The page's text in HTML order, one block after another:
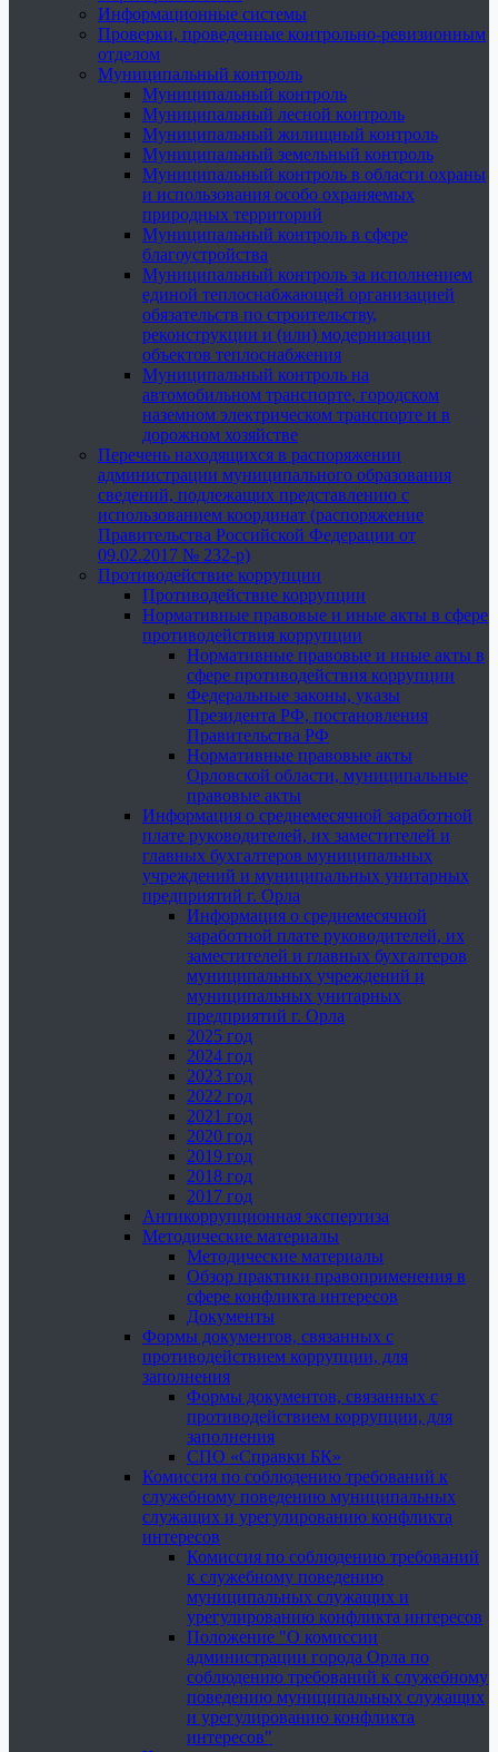
Информационные системы
Проверки, проведенные контрольно-ревизионным
отделом
Муниципальный контроль
Муниципальный контроль
Муниципальный лесной контроль
Муниципальный жилищный контроль
Муниципальный земельный контроль
Муниципальный контроль в области охраны
и использования особо охраняемых
природных территорий
Муниципальный контроль в сфере
благоустройства
Муниципальный контроль за исполнением
единой теплоснабжающей организацией
обязательств по строительству,
реконструкции и (или) модернизации
объектов теплоснабжения
Муниципальный контроль на
автомобильном транспорте, городском
наземном электрическом транспорте и в
дорожном хозяйстве
Перечень находящихся в распоряжении
администрации муниципального образования
сведений, подлежащих представлению с
использованием координат (распоряжение
Правительства Российской Федерации от
09.02.2017 № 232-р)
Противодействие коррупции
Противодействие коррупции
Нормативные правовые и иные акты в сфере
противодействия коррупции
Нормативные правовые и иные акты в
сфере противодействия коррупции
Федеральные законы, указы
Президента РФ, постановления
Правительства РФ
Нормативные правовые акты
Орловской области, муниципальные
правовые акты
Информация о среднемесячной заработной
плате руководителей, их заместителей и
главных бухгалтеров муниципальных
учреждений и муниципальных унитарных
предприятий г. Орла
Информация о среднемесячной
заработной плате руководителей, их
заместителей и главных бухгалтеров
муниципальных учреждений и
муниципальных унитарных
предприятий г. Орла
2025 год
2024 год
2023 год
2022 год
2021 год
2020 год
2019 год
2018 год
2017 год
Антикоррупционная экспертиза
Методические материалы
Методические материалы
Обзор практики правоприменения в
сфере конфликта интересов
Документы
Формы документов, связанных с
противодействием коррупции, для
заполнения
Формы документов, связанных с
противодействием коррупции, для
заполнения
СПО «Справки БК»
Комиссия по соблюдению требований к
служебному поведению муниципальных
служащих и урегулированию конфликта
интересов
Комиссия по соблюдению требований
к служебному поведению
муниципальных служащих и
урегулированию конфликта интересов
Положение "О комиссии
администрации города Орла по
соблюдению требований к служебному
поведению муниципальных служащих
и урегулированию конфликта
интересов"